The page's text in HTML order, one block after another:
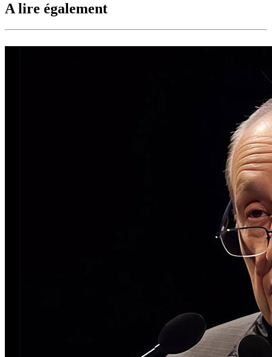
A lire également